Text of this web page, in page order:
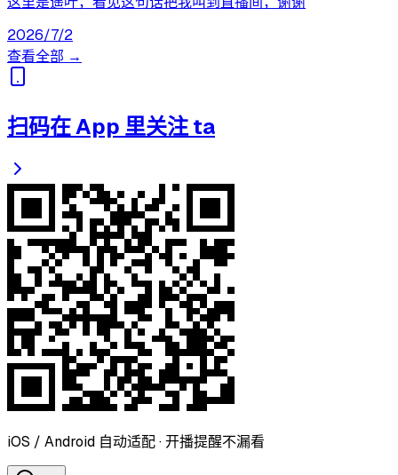
2026/7/2
查看全部 →
扫码在 App 里关注 ta
iOS / Android 自动适配 · 开播提醒不漏看